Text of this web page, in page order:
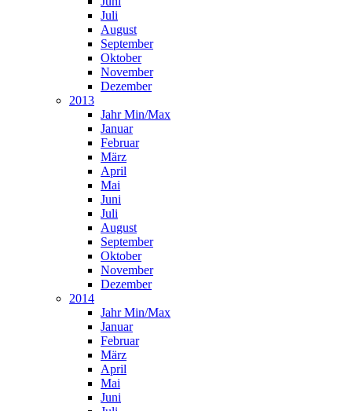
Juli
August
September
Oktober
November
Dezember
2013
Jahr Min/Max
Januar
Februar
März
April
Mai
Juni
Juli
August
September
Oktober
November
Dezember
2014
Jahr Min/Max
Januar
Februar
März
April
Mai
Juni